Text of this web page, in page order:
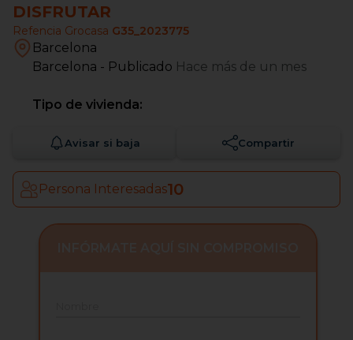
DISFRUTAR
Refencia Grocasa G35_2023775
Barcelona
Barcelona - Publicado Hace más de un mes
Tipo de vivienda:
Avisar si baja Compartir
Persona Interesadas10